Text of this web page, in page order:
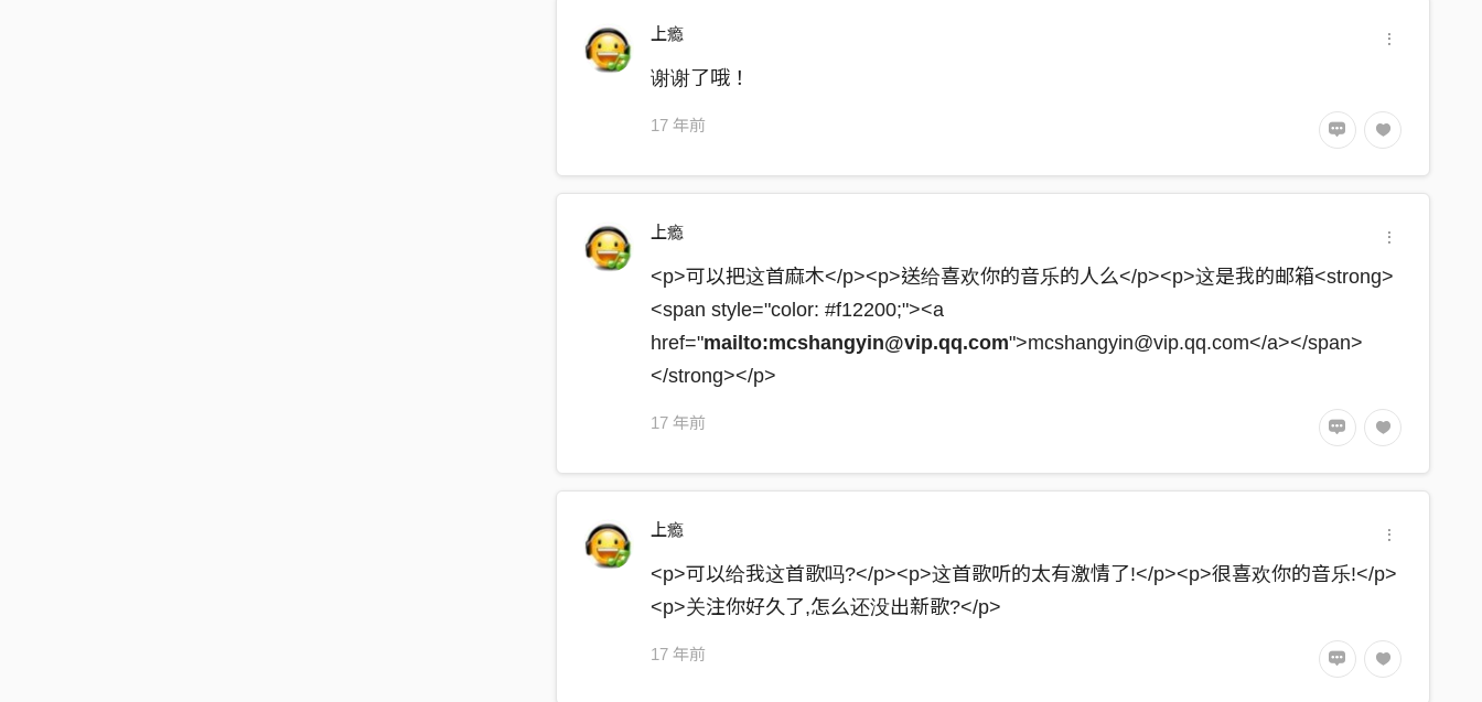
很多媚妹ㄆㄚˇ帶 每個都好喜歡 這是什麼年代 我始終沒有答案
我沒有學壞 只是嘴巴有點機掰 手拿起了我的MIC 準備一展長才
對這千篇一律的時代 給個交代 就算有再多阻礙 還是硬著頭皮挑戰
我長得不帥 身上沒有鑲鑽 說話很北爛 妹妹不會繞著我而打轉
you're stupefy 這世代音樂在敗壞
現在我們要起來將一切取代
you're stupefy 張大眼睛看這舞台
拿起了我的MIC要你拭目以待(*2)
Hey yo the one the two the three four and five
我六個人 屌過你全場六萬人
聽我說三小 HIP-HOP missionary在傳教 你想落跑 還是早已耐不住陣腳
我沒有高招 也不是自命清高 氣氛在燃燒 有沒有聽到 我在號召
Right now is K-E double N-Y H-U-G-E plonker
現在我們站在這裡就是最屌的gangster
上瘾
谢谢了哦！
17 年前
上瘾
<p>可以把这首麻木</p><p>送给喜欢你的音乐的人么</p><p>这是我的邮箱<strong>
<span style="color: #f12200;"><a
href="mailto:mcshangyin@vip.qq.com">mcshangyin@vip.qq.com</a></span>
</strong></p>
17 年前
上瘾
<p>可以给我这首歌吗?</p><p>这首歌听的太有激情了!</p><p>很喜欢你的音乐!</p>
<p>关注你好久了,怎么还没出新歌?</p>
17 年前